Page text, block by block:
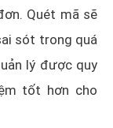
Quét mã sẽ
sót trong quá
lý được quy
tốt hơn cho